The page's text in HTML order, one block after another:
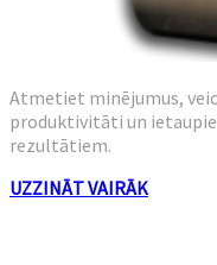
Atmetiet minējumus,
produktivitāti un
rezultātiem.
UZZINĀT VAIRĀK